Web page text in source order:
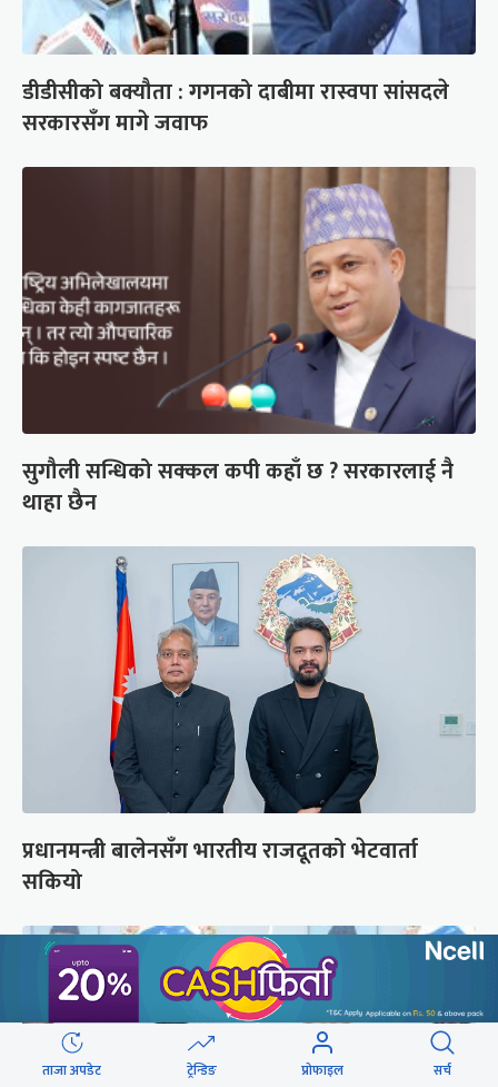
डीडीसीको बक्यौता : गगनको दाबीमा रास्वपा सांसदले
सरकारसँग मागे जवाफ
सुगौली सन्धिको सक्कल कपी कहाँ छ ? सरकारलाई नै
थाहा छैन
प्रधानमन्त्री बालेनसँग भारतीय राजदूतको भेटवार्ता
सकियो
ताजा अपडेट ट्रेन्डिङ प्रोफाइल सर्च